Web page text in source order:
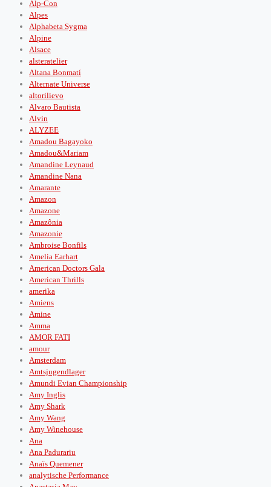
Alp-Con
Alpes
Alphabeta Sygma
Alpine
Alsace
alsteratelier
Altana Bonmatí
Alternate Universe
altorilievo
Alvaro Bautista
Alvin
ALYZEE
Amadou Bagayoko
Amadou&Mariam
Amandine Leynaud
Amandine Nana
Amarante
Amazon
Amazone
Amazônia
Amazonie
Ambroise Bonfils
Amelia Earhart
American Doctors Gala
American Thrills
amerika
Amiens
Amine
Amma
AMOR FATI
amour
Amsterdam
Amtsjugendlager
Amundi Evian Championship
Amy Inglis
Amy Shark
Amy Wang
Amy Winehouse
Ana
Ana Padurariu
Anaïs Quemener
analytische Performance